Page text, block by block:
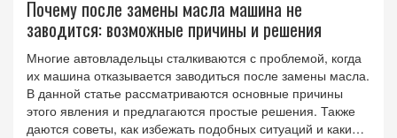
Почему после замены масла машина не
заводится: возможные причины и решения
Многие автовладельцы сталкиваются с проблемой, когда
их машина отказывается заводиться после замены масла.
В данной статье рассматриваются основные причины
этого явления и предлагаются простые решения. Также
даются советы, как избежать подобных ситуаций и какие